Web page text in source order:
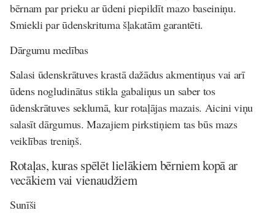
bērnam par prieku ar ūdeni piepildīt mazo baseiniņu.
Smiekli par ūdenskrituma šļakatām garantēti.
Dārgumu medības
Salasi ūdenskrātuves krastā dažādus akmentiņus vai arī
ūdens nogludinātus stikla gabaliņus un saber tos
ūdenskrātuves seklumā, kur rotaļājas mazais. Aicini viņu
salasīt dārgumus. Mazajiem pirkstiņiem tas būs mazs
veiklības treniņš.
Rotaļas, kuras spēlēt lielākiem bērniem kopā ar
vecākiem vai vienaudžiem
Sunīši